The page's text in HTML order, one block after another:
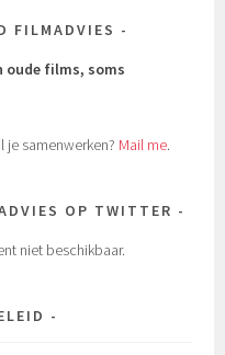
FILMADVIES
oude films, soms
je samenwerken? Mail me.
OP TWITTER
niet beschikbaar.